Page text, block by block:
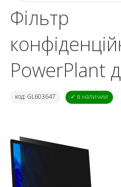
Фільтр
PowerPlant
код: GL603647 ✓ в наличии